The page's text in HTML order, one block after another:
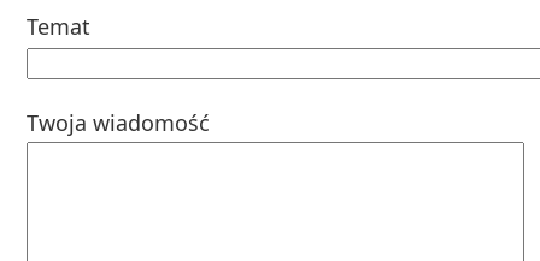
Temat
Twoja wiadomość